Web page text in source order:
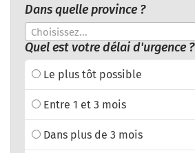
Dans quelle province ?
Choisissez...
Quel est votre délai d'urgence ?
Le plus tôt possible
Entre 1 et 3 mois
Dans plus de 3 mois